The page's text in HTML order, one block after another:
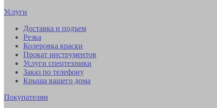
Услуги
Доставка и подъем
Резка
Колеровка краски
Прокат инструментов
Услуги спецтехники
Заказ по телефону
Крыша вашего дома
Покупателям